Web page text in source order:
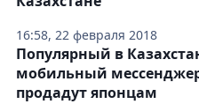
16:58, 22 февраля 2018
Популярный в
мобильный
продадут японцам